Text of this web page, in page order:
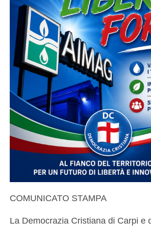
COMUNICATO STAMPA
La Democrazia Cristiana di Carpi e